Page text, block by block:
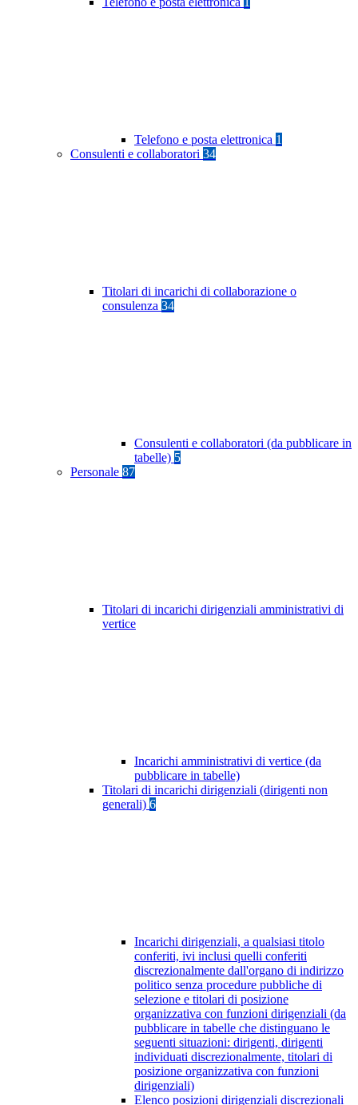
Telefono e posta elettronica 1
Consulenti e collaboratori 34
Titolari di incarichi di collaborazione o
consulenza 34
Consulenti e collaboratori (da pubblicare in
tabelle) 5
Personale 87
Titolari di incarichi dirigenziali amministrativi di
vertice
Incarichi amministrativi di vertice (da
pubblicare in tabelle)
Titolari di incarichi dirigenziali (dirigenti non
generali) 6
Incarichi dirigenziali, a qualsiasi titolo
conferiti, ivi inclusi quelli conferiti
discrezionalmente dall'organo di indirizzo
politico senza procedure pubbliche di
selezione e titolari di posizione
organizzativa con funzioni dirigenziali (da
pubblicare in tabelle che distinguano le
seguenti situazioni: dirigenti, dirigenti
individuati discrezionalmente, titolari di
posizione organizzativa con funzioni
dirigenziali)
Elenco posizioni dirigenziali discrezionali